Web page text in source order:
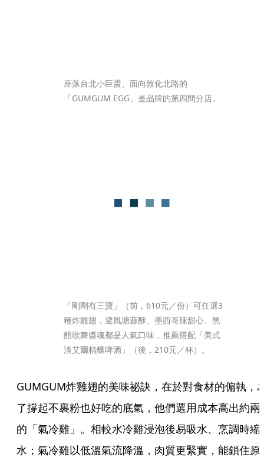
座落台北小巨蛋、面向敦化北路的
「GUMGUM EGG」是品牌的第四間分店。
「剛剛有三寶」（前，610元／份）可任選3
種炸雞翅，避風塘蒜酥、墨西哥辣甜心、黑
醋歌舞醬魂都是人氣口味，推薦搭配「美式
淡艾爾精釀啤酒」（後，210元／杯）。
GUMGUM炸雞翅的美味祕訣，在於對食材的偏執，
了撐起不裹粉也好吃的底氣，他們選用成本高出約兩
的「氣冷雞」。相較水冷雞浸泡後易吸水、烹調時縮
水；氣冷雞以低溫氣流降溫，肉質更緊實，能鎖住原